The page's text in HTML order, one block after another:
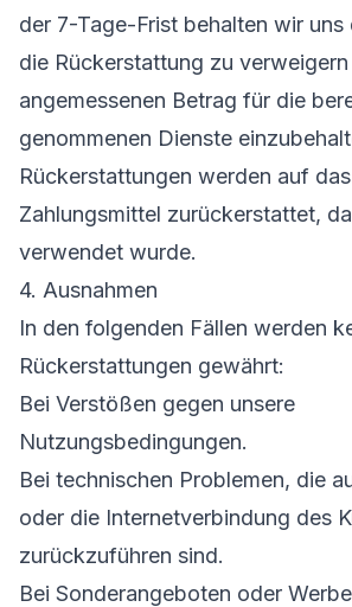
der 7-Tage-Frist behalten wir uns
die Rückerstattung zu
angemessenen Betrag für die
genommenen Dienste
Rückerstattungen werden auf
Zahlungsmittel zurückerstattet,
verwendet wurde.
4. Ausnahmen
In den folgenden Fällen werden
Rückerstattungen gewährt:
Bei Verstößen gegen unsere
Nutzungsbedingungen.
Bei technischen Problemen, die
oder die Internetverbindung des
zurückzuführen sind.
Bei Sonderangeboten oder